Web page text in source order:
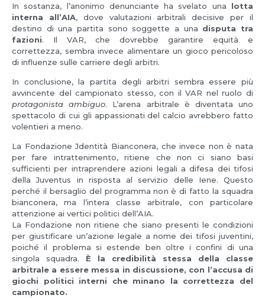
In sostanza, l’anonimo denunciante ha svelato una lotta
interna all’AIA, dove valutazioni arbitrali decisive per il
destino di una partita sono soggette a una disputa tra
fazioni. Il VAR, che dovrebbe garantire equità e
correttezza, sembra invece alimentare un gioco pericoloso
di influenze sulle carriere degli arbitri.
In conclusione, la partita degli arbitri sembra essere più
avvincente del campionato stesso, con il VAR nel ruolo di
protagonista ambiguo. L’arena arbitrale è diventata uno
spettacolo di cui gli appassionati del calcio avrebbero fatto
volentieri a meno.
La Fondazione Jdentità Bianconera, che invece non è nata
per fare intrattenimento, ritiene che non ci siano basi
sufficienti per intraprendere azioni legali a difesa dei tifosi
della Juventus in risposta al servizio delle Iene. Questo
perché il bersaglio del programma non è di fatto la squadra
bianconera, ma l’intera classe arbitrale, con particolare
attenzione ai vertici politici dell’AIA.
La Fondazione non ritiene che siano presenti le condizioni
per giustificare un’azione legale a nome dei tifosi juventini,
poiché il problema si estende ben oltre i confini di una
singola squadra. È la credibilità stessa della classe
arbitrale a essere messa in discussione, con l’accusa di
giochi politici interni che minano la correttezza del
campionato.